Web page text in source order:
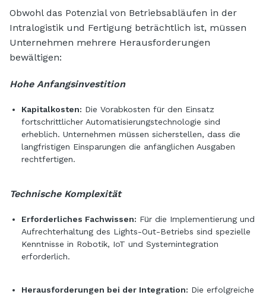
Obwohl das Potenzial von Betriebsabläufen in der
Intralogistik und Fertigung beträchtlich ist, müssen
Unternehmen mehrere Herausforderungen
bewältigen:
Hohe Anfangsinvestition
Kapitalkosten: Die Vorabkosten für den Einsatz
fortschrittlicher Automatisierungstechnologie sind
erheblich. Unternehmen müssen sicherstellen, dass die
langfristigen Einsparungen die anfänglichen Ausgaben
rechtfertigen.
Technische Komplexität
Erforderliches Fachwissen: Für die Implementierung und
Aufrechterhaltung des Lights-Out-Betriebs sind spezielle
Kenntnisse in Robotik, IoT und Systemintegration
erforderlich.
Herausforderungen bei der Integration: Die erfolgreiche